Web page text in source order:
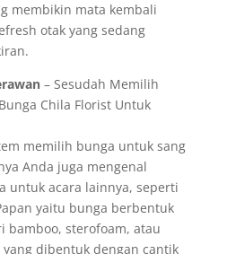
membikin mata kembali
otak yang sedang
– Sesudah Memilih
Chila Florist Untuk
memilih bunga untuk sang
Anda juga mengenal
untuk acara lainnya, seperti
yaitu bunga berbentuk
bamboo, sterofoam, atau
dibentuk dengan cantik